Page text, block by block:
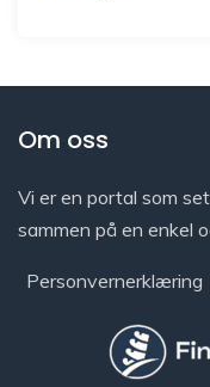
Om oss
Vi er en portal som
sammen på en enkel
Personvernerklæring